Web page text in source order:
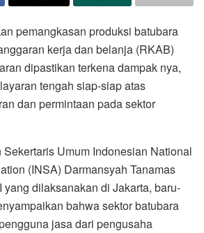
pemangkasan produksi batubara
kerja dan belanja (RKAB)
dipastikan terkena dampak nya,
tengah siap-siap atas
dan permintaan pada sektor
Umum Indonesian National
(INSA) Darmansyah Tanamas
dilaksanakan di Jakarta, baru-
bahwa sektor batubara
jasa dari pengusaha